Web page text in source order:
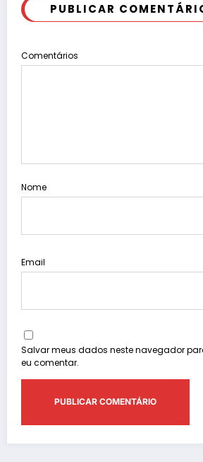
PUBLICAR
Comentários
Nome
Email
Salvar meus dados neste navegador
eu comentar.